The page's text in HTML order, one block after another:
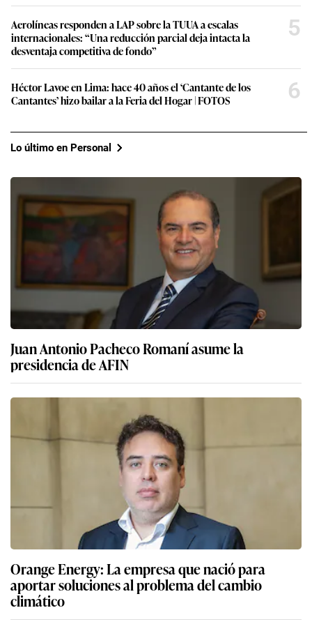
Aerolíneas responden a LAP sobre la TUUA a escalas
internacionales: “Una reducción parcial deja intacta la
desventaja competitiva de fondo”
5
Héctor Lavoe en Lima: hace 40 años el ‘Cantante de los
Cantantes’ hizo bailar a la Feria del Hogar | FOTOS
6
Lo último en Personal
Juan Antonio Pacheco Romaní asume la
presidencia de AFIN
Orange Energy: La empresa que nació para
aportar soluciones al problema del cambio
climático